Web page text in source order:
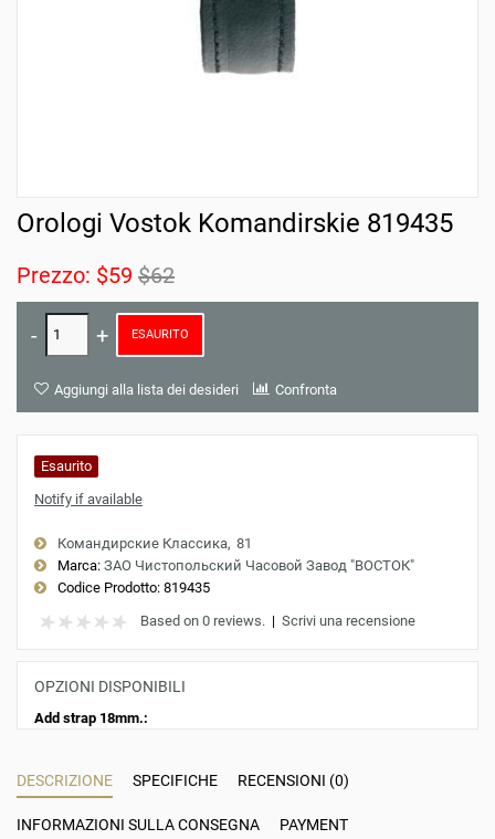
Orologi Vostok Komandirskie 819435
Prezzo: $59 $62
ESAURITO
Aggiungi alla lista dei desideri Confronta
Esaurito
Notify if available
Командирские Классика 81
Marca: ЗАО Чистопольский Часовой Завод "ВОСТОК"
Codice Prodotto: 819435
Based on 0 reviews. | Scrivi una recensione
OPZIONI DISPONIBILI
Add strap 18mm.:
DESCRIZIONE SPECIFICHE RECENSIONI (0)
INFORMAZIONI SULLA CONSEGNA PAYMENT